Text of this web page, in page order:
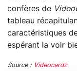
confères de
tableau
caractéristiques
espérant la voir
Source : Videocardz